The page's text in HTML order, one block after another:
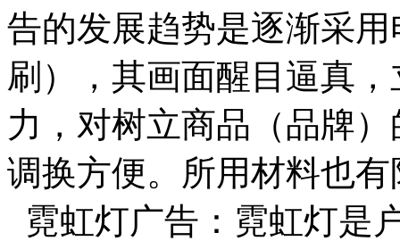
告的发展趋势是逐渐采
刷），其画面醒目逼真
力，对树立商品（品牌
调换方便。所用材料也
霓虹灯广告：霓虹灯是